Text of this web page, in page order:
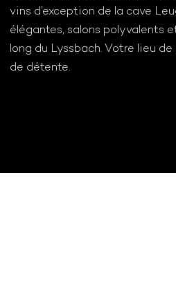
vins d’exception de la cave
élégantes, salons polyvalents
long du Lyssbach. Votre lieu
de détente.